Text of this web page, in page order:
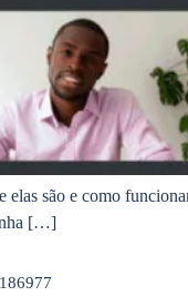
são e como
[…]